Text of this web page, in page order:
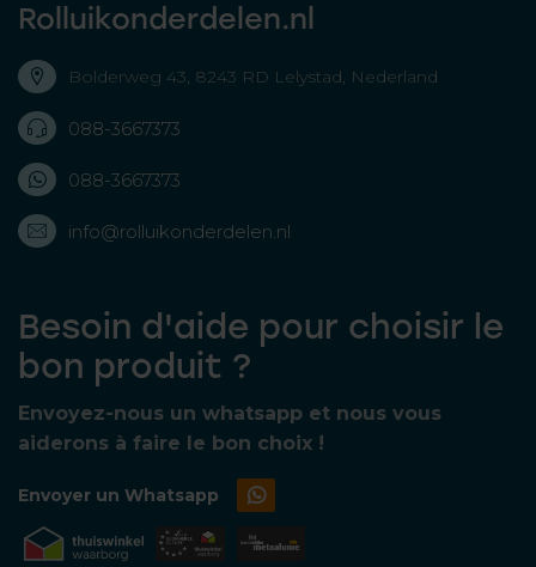
Rolluikonderdelen.nl
Bolderweg 43, 8243 RD Lelystad, Nederland
088-3667373
088-3667373
info@rolluikonderdelen.nl
Besoin d'aide pour choisir le
bon produit ?
Envoyez-nous un whatsapp et nous vous
aiderons à faire le bon choix !
Envoyer un Whatsapp